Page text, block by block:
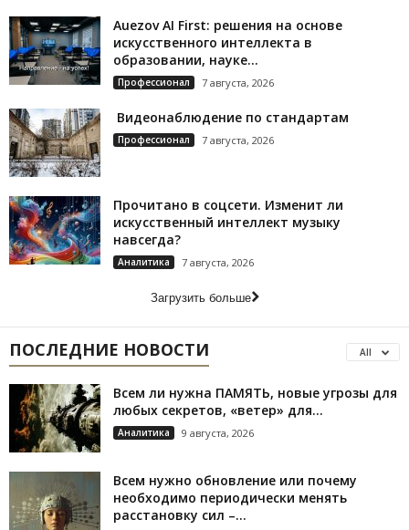
Auezov AI First: решения на основе
искусственного интеллекта в
образовании, науке...
Профессионал 7 августа, 2026
Видеонаблюдение по стандартам
Профессионал 7 августа, 2026
Прочитано в соцсети. Изменит ли
искусственный интеллект музыку
навсегда?
Аналитика 7 августа, 2026
Загрузить больше
ПОСЛЕДНИЕ НОВОСТИ All
Всем ли нужна ПАМЯТЬ, новые угрозы для
любых секретов, «ветер» для...
Аналитика 9 августа, 2026
Всем нужно обновление или почему
необходимо периодически менять
расстановку сил –...